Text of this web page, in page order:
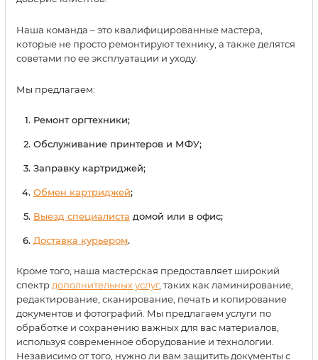
Наша команда – это квалифицированные мастера,
которые не просто ремонтируют технику, а также делятся
советами по ее эксплуатации и уходу.
Мы предлагаем:
Ремонт оргтехники;
Обслуживание принтеров и МФУ;
Заправку картриджей;
Обмен картриджей;
Выезд специалиста домой или в офис;
Доставка курьером.
Кроме того, наша мастерская предоставляет широкий
спектр дополнительных услуг, таких как ламинирование,
редактирование, сканирование, печать и копирование
документов и фотографий. Мы предлагаем услуги по
обработке и сохранению важных для вас материалов,
используя современное оборудование и технологии.
Независимо от того, нужно ли вам защитить документы с